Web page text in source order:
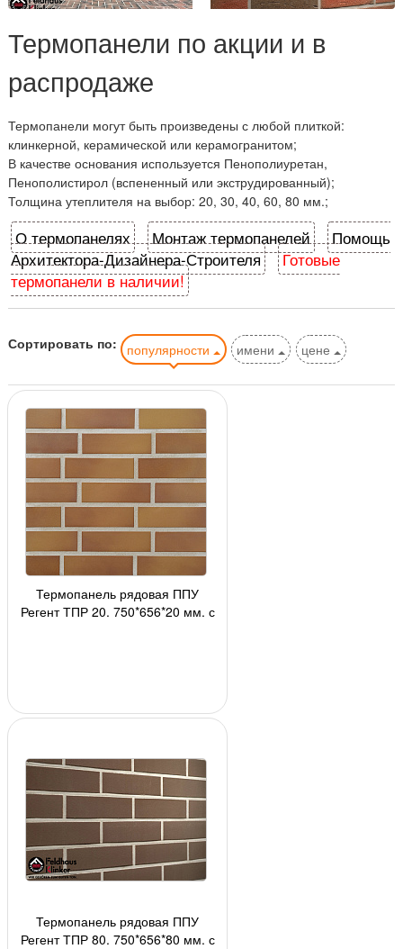
Термопанели по акции и в
распродаже
Термопанели могут быть произведены с любой плиткой:
клинкерной, керамической или керамогранитом;
В качестве основания используется Пенополиуретан,
Пенополистирол (вспененный или экструдированный);
Толщина утеплителя на выбор: 20, 30, 40, 60, 80 мм.;
О термопанелях Монтаж термопанелей
Помощь
Архитектора-Дизайнера-Строителя
Готовые
термопанели в наличии!
Сортировать по: популярности имени цене
Термопанель рядовая ППУ
Регент ТПР 20, 750*656*20 мм, с
Термопанель рядовая ППУ
Регент ТПР 80, 750*656*80 мм, с